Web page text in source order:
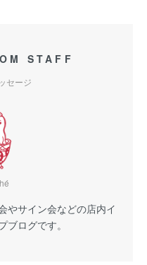
STAFF
セージ
やサイン会などの店内イ
ログです。